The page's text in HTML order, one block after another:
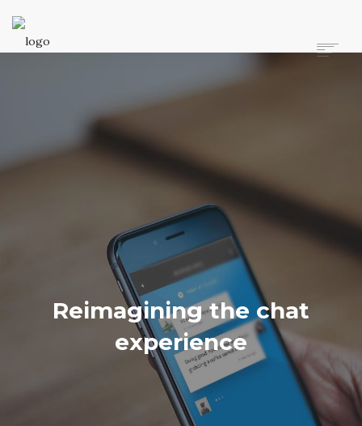
YÖNETMELIKLER VE YASAL BILGILER
Reimagining the chat
experience